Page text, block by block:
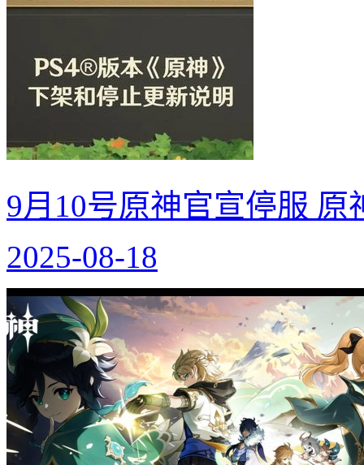
9月10号原神官宣停服 原
2025-08-18